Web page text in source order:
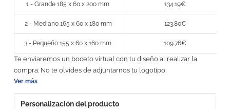
1 - Grande 185 x 60 x 200 mm 134.19€
2 - Mediano 165 x 60 x 180 mm 123.80€
3 - Pequeño 155 x 60 x 160 mm 109.76€
Te enviaremos un boceto virtual con tu diseño al realizar la
compra. No te olvides de adjuntarnos tu logotipo.
Ver más
Personalización del producto